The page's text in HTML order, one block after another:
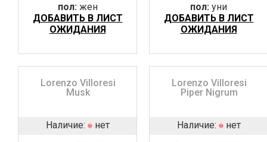
пол: жен
ДОБАВИТЬ В ЛИСТ
ОЖИДАНИЯ
пол: уни
ДОБАВИТЬ В ЛИСТ
ОЖИДАНИЯ
Lorenzo Villoresi
Musk
Наличие: нет
Lorenzo Villoresi
Piper Nigrum
Наличие: нет